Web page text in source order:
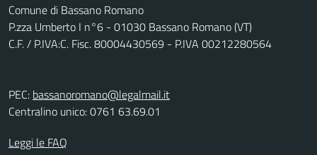
Comune di Bassano Romano
P.zza Umberto I n°6 - 01030 Bassano Romano (VT)
C.F. / P.IVA:C. Fisc. 80004430569 - P.IVA 00212280564
PEC: bassanoromano@legalmail.it
Centralino unico: 0761 63.69.01
Leggi le FAQ